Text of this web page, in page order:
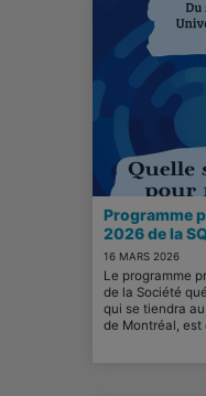
Programme
2026 de la
16 MARS 2026
Le programme
de la Société
qui se tiendra au
de Montréal, est